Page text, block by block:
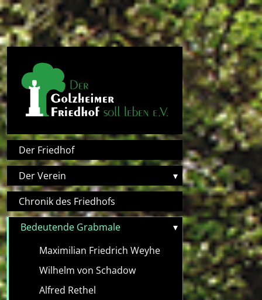
Direkt zum Inhalt
Hauptnavigation
Der Friedhof
Der Verein
▾
Chronik des Friedhofs
Bedeutende Grabmale
▾
Maximilian Friedrich Weyhe
Wilhelm von Schadow
Alfred Rethel